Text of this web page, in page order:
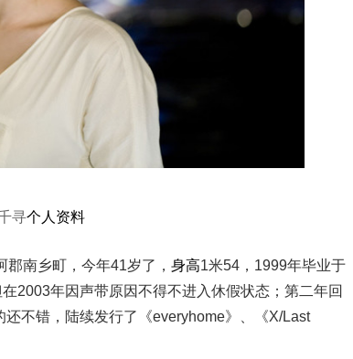
寻个人资料
南乡町，今年41岁了， 身高1米54，1999年毕业于
2003年因声带原因不得不进入休假状态；第二年回
不错，陆续发行了《everyhome》、《X/Last